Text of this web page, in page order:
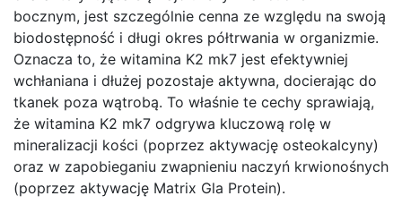
bocznym, jest szczególnie cenna ze względu na swoją
biodostępność i długi okres półtrwania w organizmie.
Oznacza to, że witamina K2 mk7 jest efektywniej
wchłaniana i dłużej pozostaje aktywna, docierając do
tkanek poza wątrobą. To właśnie te cechy sprawiają,
że witamina K2 mk7 odgrywa kluczową rolę w
mineralizacji kości (poprzez aktywację osteokalcyny)
oraz w zapobieganiu zwapnieniu naczyń krwionośnych
(poprzez aktywację Matrix Gla Protein).